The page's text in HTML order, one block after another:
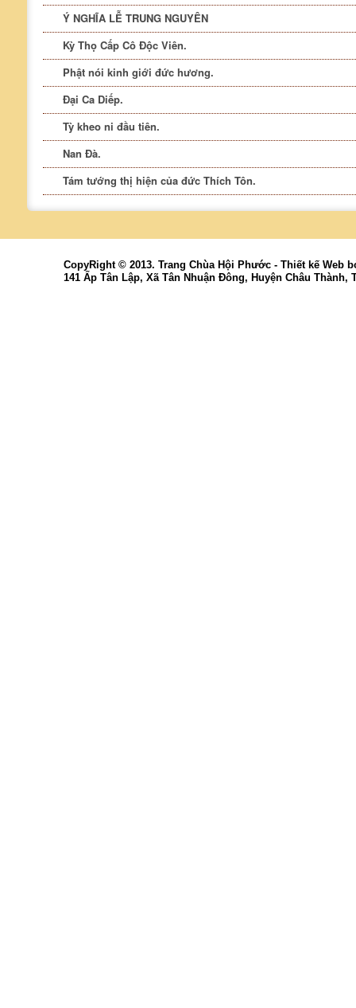
Ý NGHĨA LỄ TRUNG NGUYÊN
Kỳ Thọ Cấp Cô Độc Viên.
Phật nói kinh giới đức hương.
Đại Ca Diếp.
Tỳ kheo ni đầu tiên.
Nan Đà.
Tám tướng thị hiện của đức Thích Tôn.
CopyRight © 2013. Trang Chùa Hội Phước - Thiết kế Web
141 Ấp Tân Lập, Xã Tân Nhuận Đông, Huyện Châu Thành,